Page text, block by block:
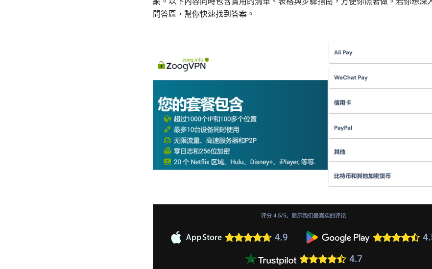
問答區，幫你快速找到答案。